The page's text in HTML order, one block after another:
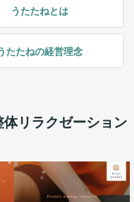
うたたねとは
たたねの経営理念
リラクゼーション